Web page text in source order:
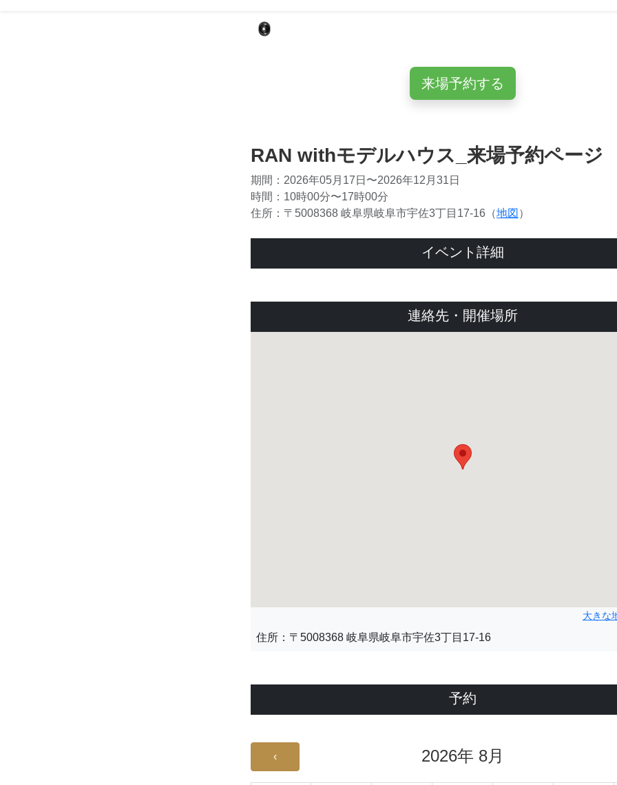
来場予約する
RAN withモデルハウス_来場予約ページ
期間：2026年05月17日〜2026年12月31日
時間：10時00分〜17時00分
住所：〒5008368 岐阜県岐阜市宇佐3丁目17-16（地図 ）
イベント詳細
連絡先・開催場所
大きな
住所：〒5008368 岐阜県岐阜市宇佐3丁目17-16
予約
2026年 8月
‹